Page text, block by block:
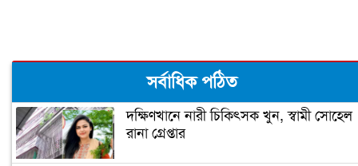
সর্বাধিক পঠিত
দক্ষিণখানে নারী চিকিৎসক খুন, স্বামী সোহেল
রানা গ্রেপ্তার